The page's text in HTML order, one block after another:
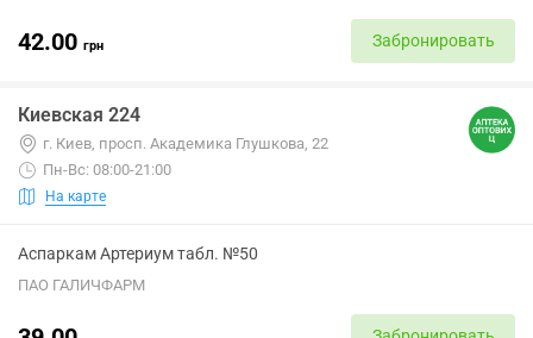
42.00 грн Забронировать
Киевская 224
г. Киев, просп. Академика Глушкова, 22
Пн-Вс: 08:00-21:00
На карте
Аспаркам Артериум табл. №50
ПАО ГАЛИЧФАРМ